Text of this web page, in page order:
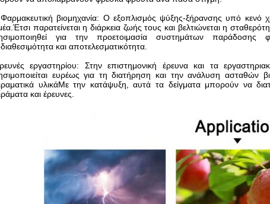
βιομηχανία: Ο εξοπλισμός ψύξης-ξήρανσης υπό κενό
παρατείνεται η διάρκεια ζωής τους και βελτιώνεται η
για την προετοιμασία συστημάτων παράδοσης
και αποτελεσματικότητα.
εργαστηρίου: Στην επιστημονική έρευνα και τα
ευρέως για τη διατήρηση και την ανάλυση ασταθών
υλικάΜε την κατάψυξη, αυτά τα δείγματα μπορούν να
και έρευνες.